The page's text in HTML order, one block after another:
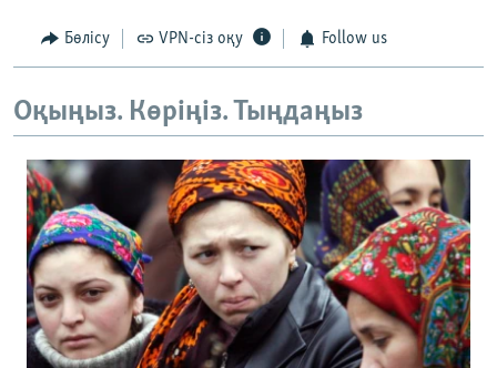
Бөлісу VPN-сіз оқу Follow us
Оқыңыз. Көріңіз. Тыңдаңыз